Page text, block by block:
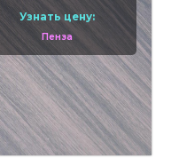
Узнать цену:
Пенза